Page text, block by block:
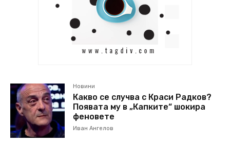
Новини
Какво се случва с Краси Радков?
Появата му в „Капките“ шокира
феновете
Иван Ангелов